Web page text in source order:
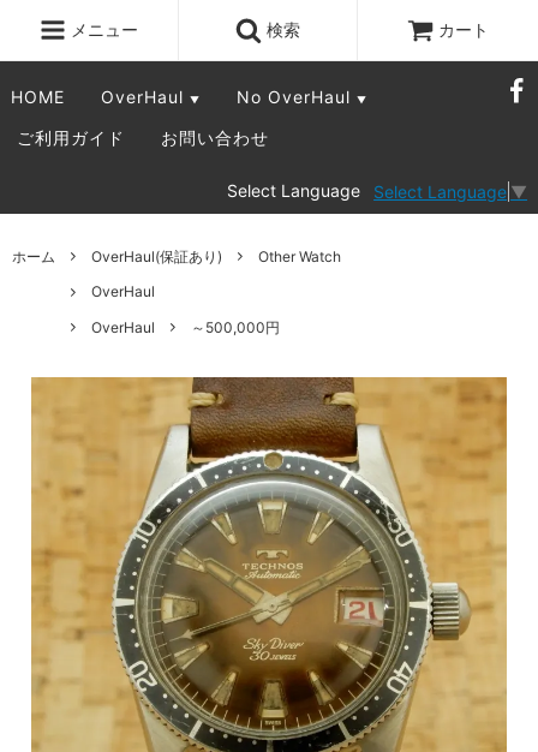
HOME OverHaul ▼ No OverHaul ▼
ご利用ガイド お問い合わせ
メニュー 検索 カート
Select Language Select Language ▼
ホーム OverHaul(保証あり)
Other Watch
OverHaul
OverHaul
～500,000円